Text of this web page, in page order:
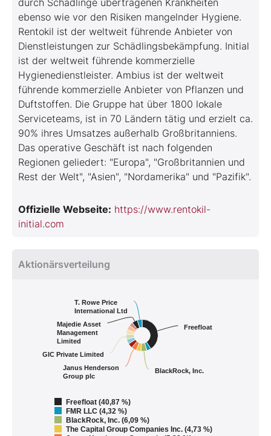
durch Schädlinge übertragenen Krankheiten
ebenso wie vor den Risiken mangelnder Hygiene.
Rentokil ist der weltweit führende Anbieter von
Dienstleistungen zur Schädlingsbekämpfung. Initial
ist der weltweit führende kommerzielle
Hygienedienstleister. Ambius ist der weltweit
führende kommerzielle Anbieter von Pflanzen und
Duftstoffen. Die Gruppe hat über 1800 lokale
Serviceteams, ist in 70 Ländern tätig und erzielt ca.
90% ihres Umsatzes außerhalb Großbritanniens.
Das operative Geschäft ist nach folgenden
Regionen geliedert: "Europa", "Großbritannien und
Rest der Welt", "Asien", "Nordamerika" und "Pazifik".
Offizielle Webseite: https://www.rentokil-
initial.com
Aktionärsverteilung
Freefloat
BlackRock, Inc.
Janus Henderson
Group plc
GIC Private Limited
Majedie Asset
Management
Limited
T. Rowe Price
International Ltd
Freefloat (40,87 %)
FMR LLC (4,32 %)
BlackRock, Inc. (6,09 %)
The Capital Group Companies Inc. (4,73 %)